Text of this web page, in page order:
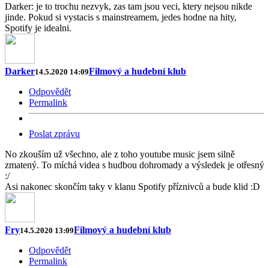
Darker: je to trochu nezvyk, zas tam jsou veci, ktery nejsou nikde
jinde. Pokud si vystacis s mainstreamem, jedes hodne na hity,
Spotify je idealni.
Darker14.5.2020 14:09Filmový a hudební klub
Odpovědět
Permalink
Poslat zprávu
No zkouším už všechno, ale z toho youtube music jsem silně
zmatený. To míchá videa s hudbou dohromady a výsledek je otřesný
:/
Asi nakonec skončím taky v klanu Spotify příznivců a bude klid :D
Fry14.5.2020 13:09Filmový a hudební klub
Odpovědět
Permalink